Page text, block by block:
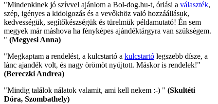
"Mindenkinek jó szívvel ajánlom a Bol-dog.hu-t, óriási a választék,
szép, igényes a kidolgozás és a vevőkhöz való hozzáállásuk,
kedvességük, segítőkészségük és türelmük példamutató! Én sem
megyek már máshova ha fényképes ajándéktárgyra van szükségem.
" (Megyesi Anna)
"Megkaptam a rendelést, a kulcstartó a kulcstartó legszebb dísze, a
lánc ajandék volt, és nagy örömöt nyújtott. Máskor is rendelek!"
(Bereczki Andrea)
"Mindig találok nálatok valamit, ami kell nekem :-) " (Skultéti
Dóra, Szombathely)